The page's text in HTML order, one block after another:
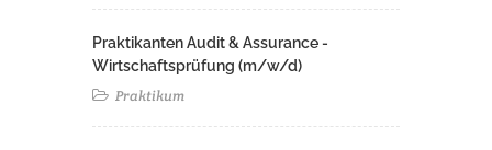
Praktikanten Audit & Assurance -
Wirtschaftsprüfung (m/w/d)
Praktikum